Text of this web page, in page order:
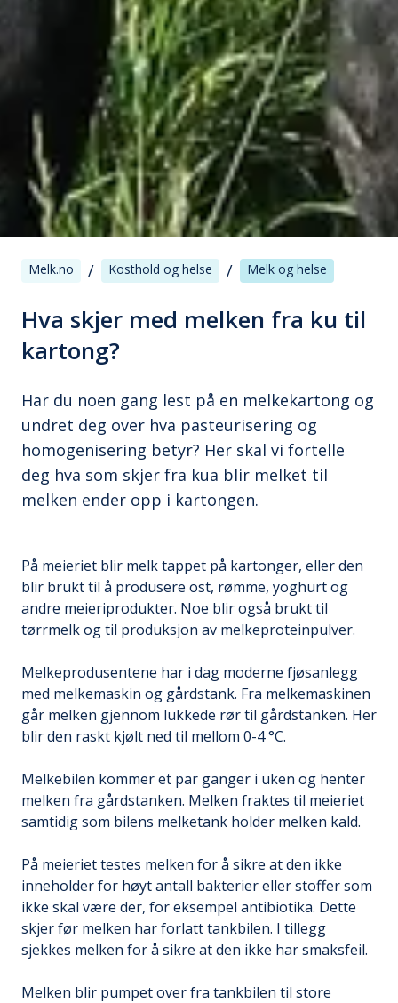
Melk.no / Kosthold og helse / Melk og helse
Hva skjer med melken fra ku til
kartong?
Har du noen gang lest på en melkekartong og
undret deg over hva pasteurisering og
homogenisering betyr? Her skal vi fortelle
deg hva som skjer fra kua blir melket til
melken ender opp i kartongen.
På meieriet blir melk tappet på kartonger, eller den
blir brukt til å produsere ost, rømme, yoghurt og
andre meieriprodukter. Noe blir også brukt til
tørrmelk og til produksjon av melkeproteinpulver.
Melkeprodusentene har i dag moderne fjøsanlegg
med melkemaskin og gårdstank. Fra melkemaskinen
går melken gjennom lukkede rør til gårdstanken. Her
blir den raskt kjølt ned til mellom 0-4 °C.
Melkebilen kommer et par ganger i uken og henter
melken fra gårdstanken. Melken fraktes til meieriet
samtidig som bilens melketank holder melken kald.
På meieriet testes melken for å sikre at den ikke
inneholder for høyt antall bakterier eller stoffer som
ikke skal være der, for eksempel antibiotika. Dette
skjer før melken har forlatt tankbilen. I tillegg
sjekkes melken for å sikre at den ikke har smaksfeil.
Melken blir pumpet over fra tankbilen til store